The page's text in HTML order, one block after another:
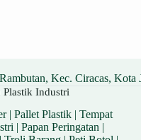
Kec. Ciracas, Kota
Plastik Industri
| Pallet Plastik| Tempat
| Papan Peringatan |